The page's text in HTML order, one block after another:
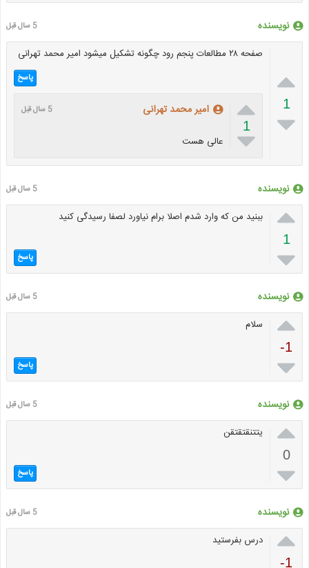
نویسنده 5 سال قبل

1

صفحه ۲۸ مطالعات پنجم رود چگونه تشکیل میشود امیر محمد تهرانی
پاسخ

1

امیر محمد تهرانی 5 سال قبل
عالی هست
نویسنده 5 سال قبل

1

ببنید من که وارد شدم اصلا برام نیاورد لصفا رسیدگی کنید
پاسخ
نویسنده 5 سال قبل

-1

سلام
پاسخ
نویسنده 5 سال قبل

0

یتتنقتقتقن
پاسخ
نویسنده 5 سال قبل

-1
درس بفرستید